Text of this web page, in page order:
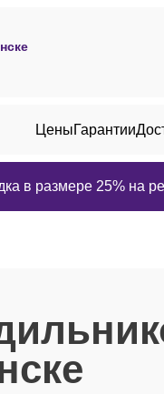
ЦеныГарантии
в размере 25% на